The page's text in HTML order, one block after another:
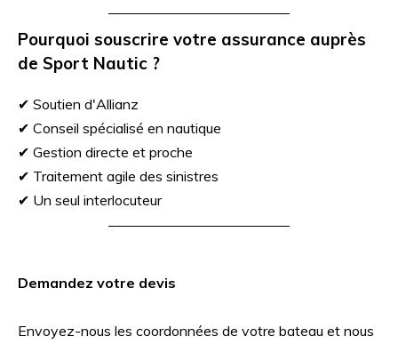
Pourquoi souscrire votre assurance auprès
de Sport Nautic ?
✔ Soutien d'Allianz
✔ Conseil spécialisé en nautique
✔ Gestion directe et proche
✔ Traitement agile des sinistres
✔ Un seul interlocuteur
Demandez votre devis
Envoyez-nous les coordonnées de votre bateau et nous